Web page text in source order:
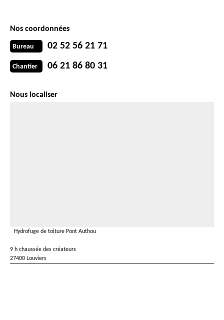
Nos coordonnées
Bureau 02 52 56 21 71
Chantier 06 21 86 80 31
Nous localiser
Hydrofuge de toiture Pont Authou
9 h chaussée des créateurs
27400 Louviers